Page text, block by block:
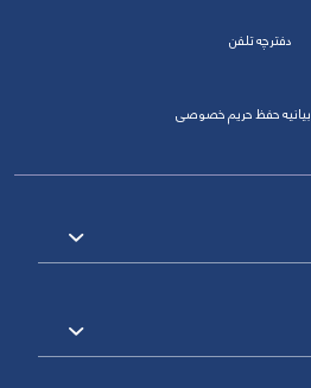
دفترچه تلفن
بیانیه حفظ حریم خصوصی